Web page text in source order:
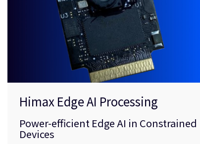
Himax Edge AI Processing
Power-efficient Edge AI in Constrained
Devices